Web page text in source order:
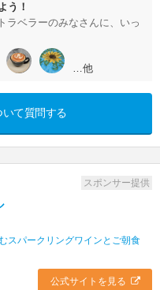
う！
ラベラーのみなさんに、いっ
…他
いて質問する
スポンサー提供
スパークリングワインとご朝食
公式サイトを見る